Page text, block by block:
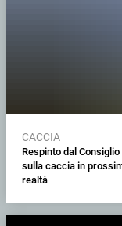
CACCIA
Respinto dal
sulla caccia in
realtà